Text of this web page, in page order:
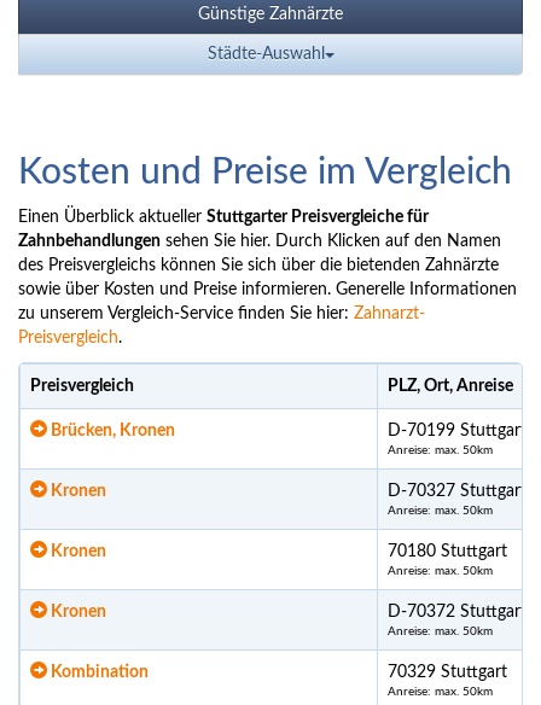
Günstige Zahnärzte
Städte-Auswahl
Kosten und Preise im Vergleich
Einen Überblick aktueller Stuttgarter Preisvergleiche für
Zahnbehandlungen sehen Sie hier. Durch Klicken auf den Namen
des Preisvergleichs können Sie sich über die bietenden Zahnärzte
sowie über Kosten und Preise informieren. Generelle Informationen
zu unserem Vergleich-Service finden Sie hier: Zahnarzt-
Preisvergleich.
Preisvergleich PLZ, Ort, Anreise
Brücken, Kronen D-70199 Stuttgart
Anreise: max. 50km
Kronen D-70327 Stuttgart
Anreise: max. 50km
Kronen 70180 Stuttgart
Anreise: max. 50km
Kronen D-70372 Stuttgart
Anreise: max. 50km
Kombination 70329 Stuttgart
Anreise: max. 50km